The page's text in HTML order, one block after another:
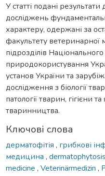
У статті подані
досліджень
характеру, одержані за
факультету
підрозділів Національного
природокористування
установ України та
дослідження з біології
патології тварин, гігієни
тваринництва.
Ключові слова
дерматофітія , грибкові
медицина , dermatophytosis
medicine , Veterinärmedizin ,